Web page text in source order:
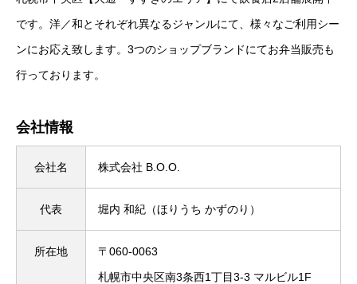
です。洋／和とそれぞれ異なるジャンルにて、様々なご利用シー
ンにお応え致します。3つのショップブランドにてお弁当販売も
行っております。
会社情報
会社名 株式会社 B.O.O.
代表 堀内 和紀（ほりうち かずのり）
所在地
〒060-0063
札幌市中央区南3条西1丁目3-3 マルビル1F